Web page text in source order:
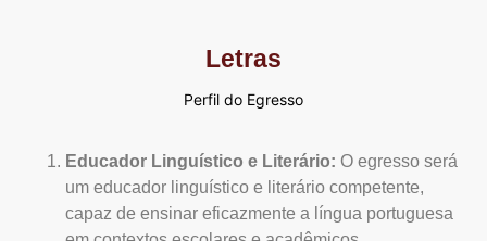
Letras
Perfil do Egresso
Educador Linguístico e Literário: O egresso será
um educador linguístico e literário competente,
capaz de ensinar eficazmente a língua portuguesa